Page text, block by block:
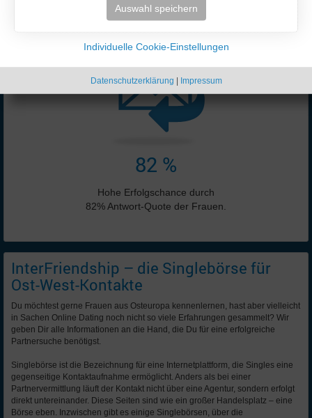
Online-Anzeigen:
5667 ♀ + 6761 ♂
82 %
Hohe Erfolgschance durch
82% Antwort-Quote der Frauen.
InterFriendship – die Singlebörse für
Ost-West-Kontakte
Du möchtest gerne Frauen aus Osteuropa kennenlernen, hast aber vielleicht
in Sachen Online Dating noch nicht so viele Erfahrungen gesammelt? Wir
geben Dir alle Informationen an die Hand, die Du für eine erfolgreiche
Partnersuche benötigst.
Singlebörse ist die Bezeichnung für eine Internetplattform, die Singles eine
gegenseitige Kontaktaufnahme ermöglicht. Anders als bei einer
Partnervermittlung läuft der Kontakt nicht über eine Agentur, sondern erfolgt
direkt untereinander. Diese Seiten sind wie ein großer Handelsplatz – eine
Börse eben. Inzwischen gibt es einige Singlebörsen, über die
Auswahl speichern
Individuelle Cookie-Einstellungen
Datenschutzerklärung | Impressum